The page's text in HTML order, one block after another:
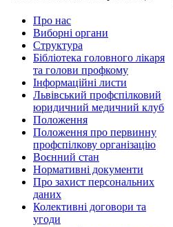
Про нас
Виборні органи
Структура
Бібліотека головного лікаря
та голови профкому
Інформаційні листи
Львівський профспілковий
юридичний медичний клуб
Положення
Положення про первинну
профспілкову організацію
Воєнний стан
Нормативні документи
Про захист персональних
даних
Колективні договори та
угоди